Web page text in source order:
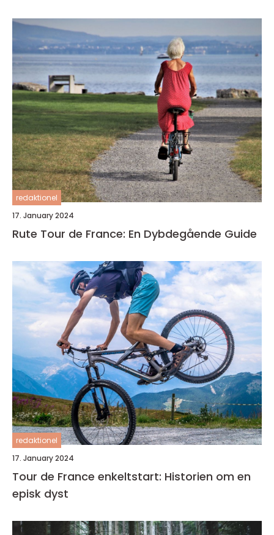
redaktionel
17. January 2024
Rute Tour de France: En Dybdegående Guide
redaktionel
17. January 2024
Tour de France enkeltstart: Historien om en
episk dyst